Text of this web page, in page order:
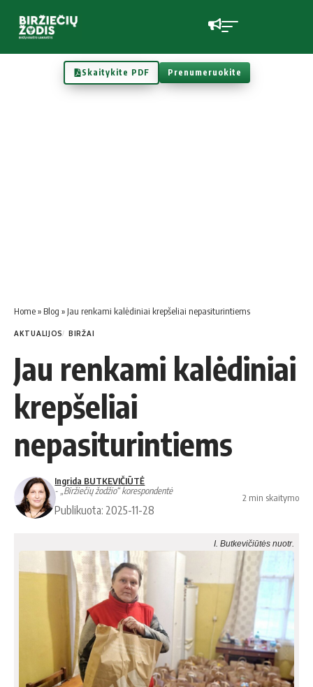
Skaitykite PDF Prenumeruokite
Home» Blog » Jau renkami kalėdiniai krepšeliai nepasiturintiems
AKTUALIJOS BIRŽAI
Jau renkami kalėdiniai
krepšeliai
nepasiturintiems
Ingrida BUTKEVIČIŪTĖ
- „Biržiečių žodžio“ korespondentė
Publikuota: 2025-11-28
2 min skaitymo
I. Butkevičiūtės nuotr.